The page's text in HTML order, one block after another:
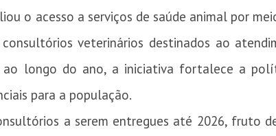
o acesso a serviços de saúde animal por
veterinários destinados ao
ao longo do ano, a iniciativa fortalece a
para a população.
a serem entregues até 2026, fruto